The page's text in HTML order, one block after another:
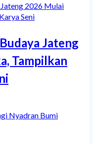
Jateng
Tampilkan